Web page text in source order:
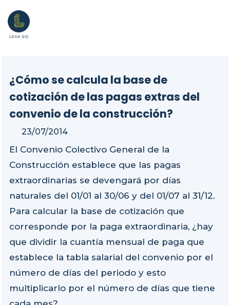
¿Cómo se calcula la base de
cotización de las pagas extras del
convenio de la construcción?
23/07/2014
El Convenio Colectivo General de la
Construcción establece que las pagas
extraordinarias se devengará por días
naturales del 01/01 al 30/06 y del 01/07 al 31/12.
Para calcular la base de cotización que
corresponde por la paga extraordinaria, ¿hay
que dividir la cuantía mensual de paga que
establece la tabla salarial del convenio por el
número de días del periodo y esto
multiplicarlo por el número de días que tiene